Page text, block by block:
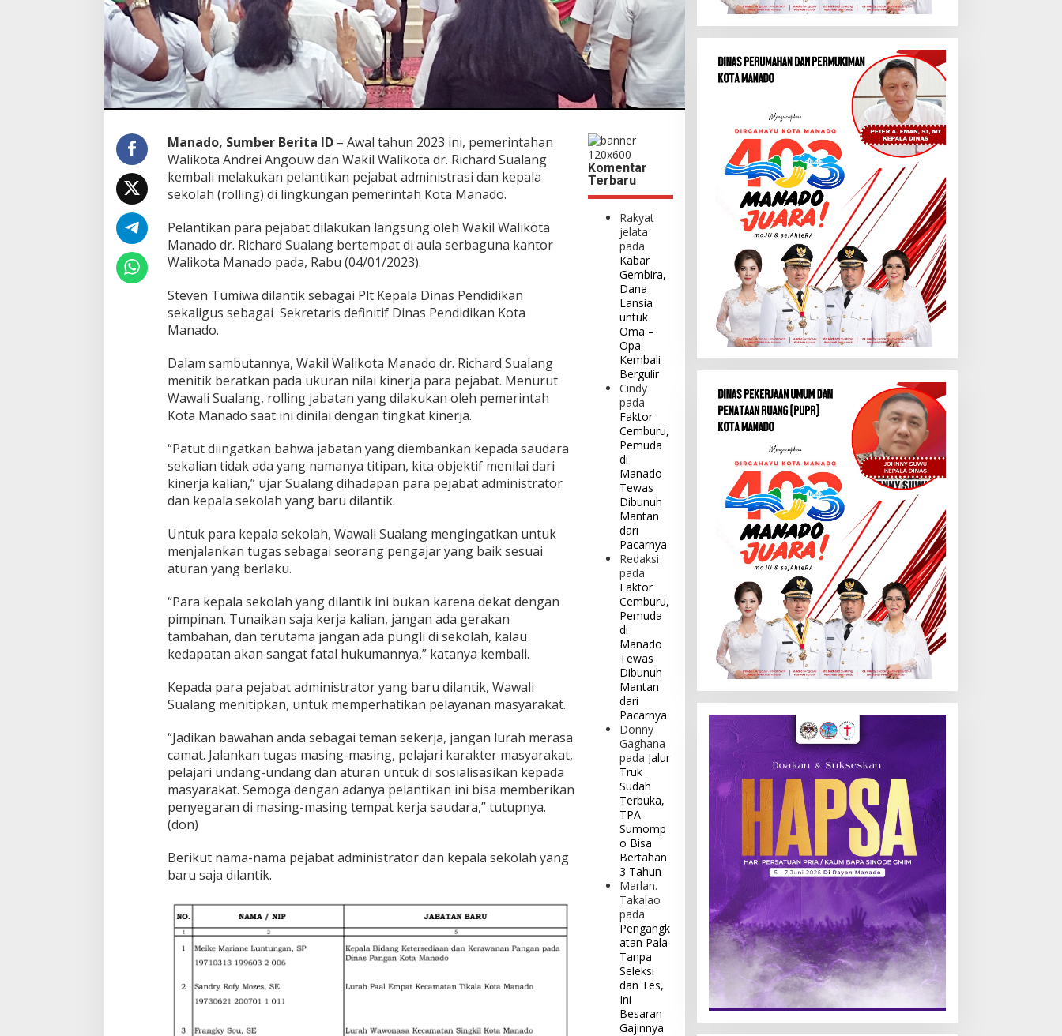
e
j
a
b
a
S
e
v
e
n
T
m
i
w
a
l
t
i
s
P
e
n
i
d
i
k
a
Manado, Sumber Berita ID– Awal tahun 2023 ini, pemerintahan
Walikota Andrei Angouw dan Wakil Walikota dr. Richard Sualang
kembali melakukan pelantikan pejabat administrasi dan kepala
sekolah (rolling) di lingkungan pemerintah Kota Manado.
Pelantikan para pejabat dilakukan langsung oleh Wakil Walikota
Manado dr. Richard Sualang bertempat di aula serbaguna kantor
Walikota Manado pada, Rabu (04/01/2023).
Steven Tumiwa dilantik sebagai Plt Kepala Dinas Pendidikan
sekaligus sebagai Sekretaris definitif Dinas Pendidikan Kota
Manado.
Dalam sambutannya, Wakil Walikota Manado dr. Richard Sualang
menitik beratkan pada ukuran nilai kinerja para pejabat. Menurut
Wawali Sualang, rolling jabatan yang dilakukan oleh pemerintah
Kota Manado saat ini dinilai dengan tingkat kinerja.
“Patut diingatkan bahwa jabatan yang diembankan kepada saudara
sekalian tidak ada yang namanya titipan, kita objektif menilai dari
kinerja kalian,” ujar Sualang dihadapan para pejabat administrator
dan kepala sekolah yang baru dilantik.
Untuk para kepala sekolah, Wawali Sualang mengingatkan untuk
menjalankan tugas sebagai seorang pengajar yang baik sesuai
aturan yang berlaku.
“Para kepala sekolah yang dilantik ini bukan karena dekat dengan
pimpinan. Tunaikan saja kerja kalian, jangan ada gerakan
tambahan, dan terutama jangan ada pungli di sekolah, kalau
kedapatan akan sangat fatal hukumannya,” katanya kembali.
Kepada para pejabat administrator yang baru dilantik, Wawali
Sualang menitipkan, untuk memperhatikan pelayanan masyarakat.
“Jadikan bawahan anda sebagai teman sekerja, jangan lurah merasa
camat. Jalankan tugas masing-masing, pelajari karakter masyarakat,
pelajari undang-undang dan aturan untuk di sosialisasikan kepada
masyarakat. Semoga dengan adanya pelantikan ini bisa memberikan
penyegaran di masing-masing tempat kerja saudara,” tutupnya.
(don)
Berikut nama-nama pejabat administrator dan kepala sekolah yang
baru saja dilantik.
Komentar
Terbaru
Rakyat
jelata
pada
Kabar
Gembira,
Dana
Lansia
untuk
Oma –
Opa
Kembali
Bergulir
Cindy
pada
Faktor
Cemburu,
Pemuda
di
Manado
Tewas
Dibunuh
Mantan
dari
Pacarnya
Redaksi
pada
Faktor
Cemburu,
Pemuda
di
Manado
Tewas
Dibunuh
Mantan
dari
Pacarnya
Donny
Gaghana
pada Jalur
Truk
Sudah
Terbuka,
TPA
Sumomp
o Bisa
Bertahan
3 Tahun
Marlan.
Takalao
pada
Pengangk
atan Pala
Tanpa
Seleksi
dan Tes,
Ini
Besaran
Gajinnya